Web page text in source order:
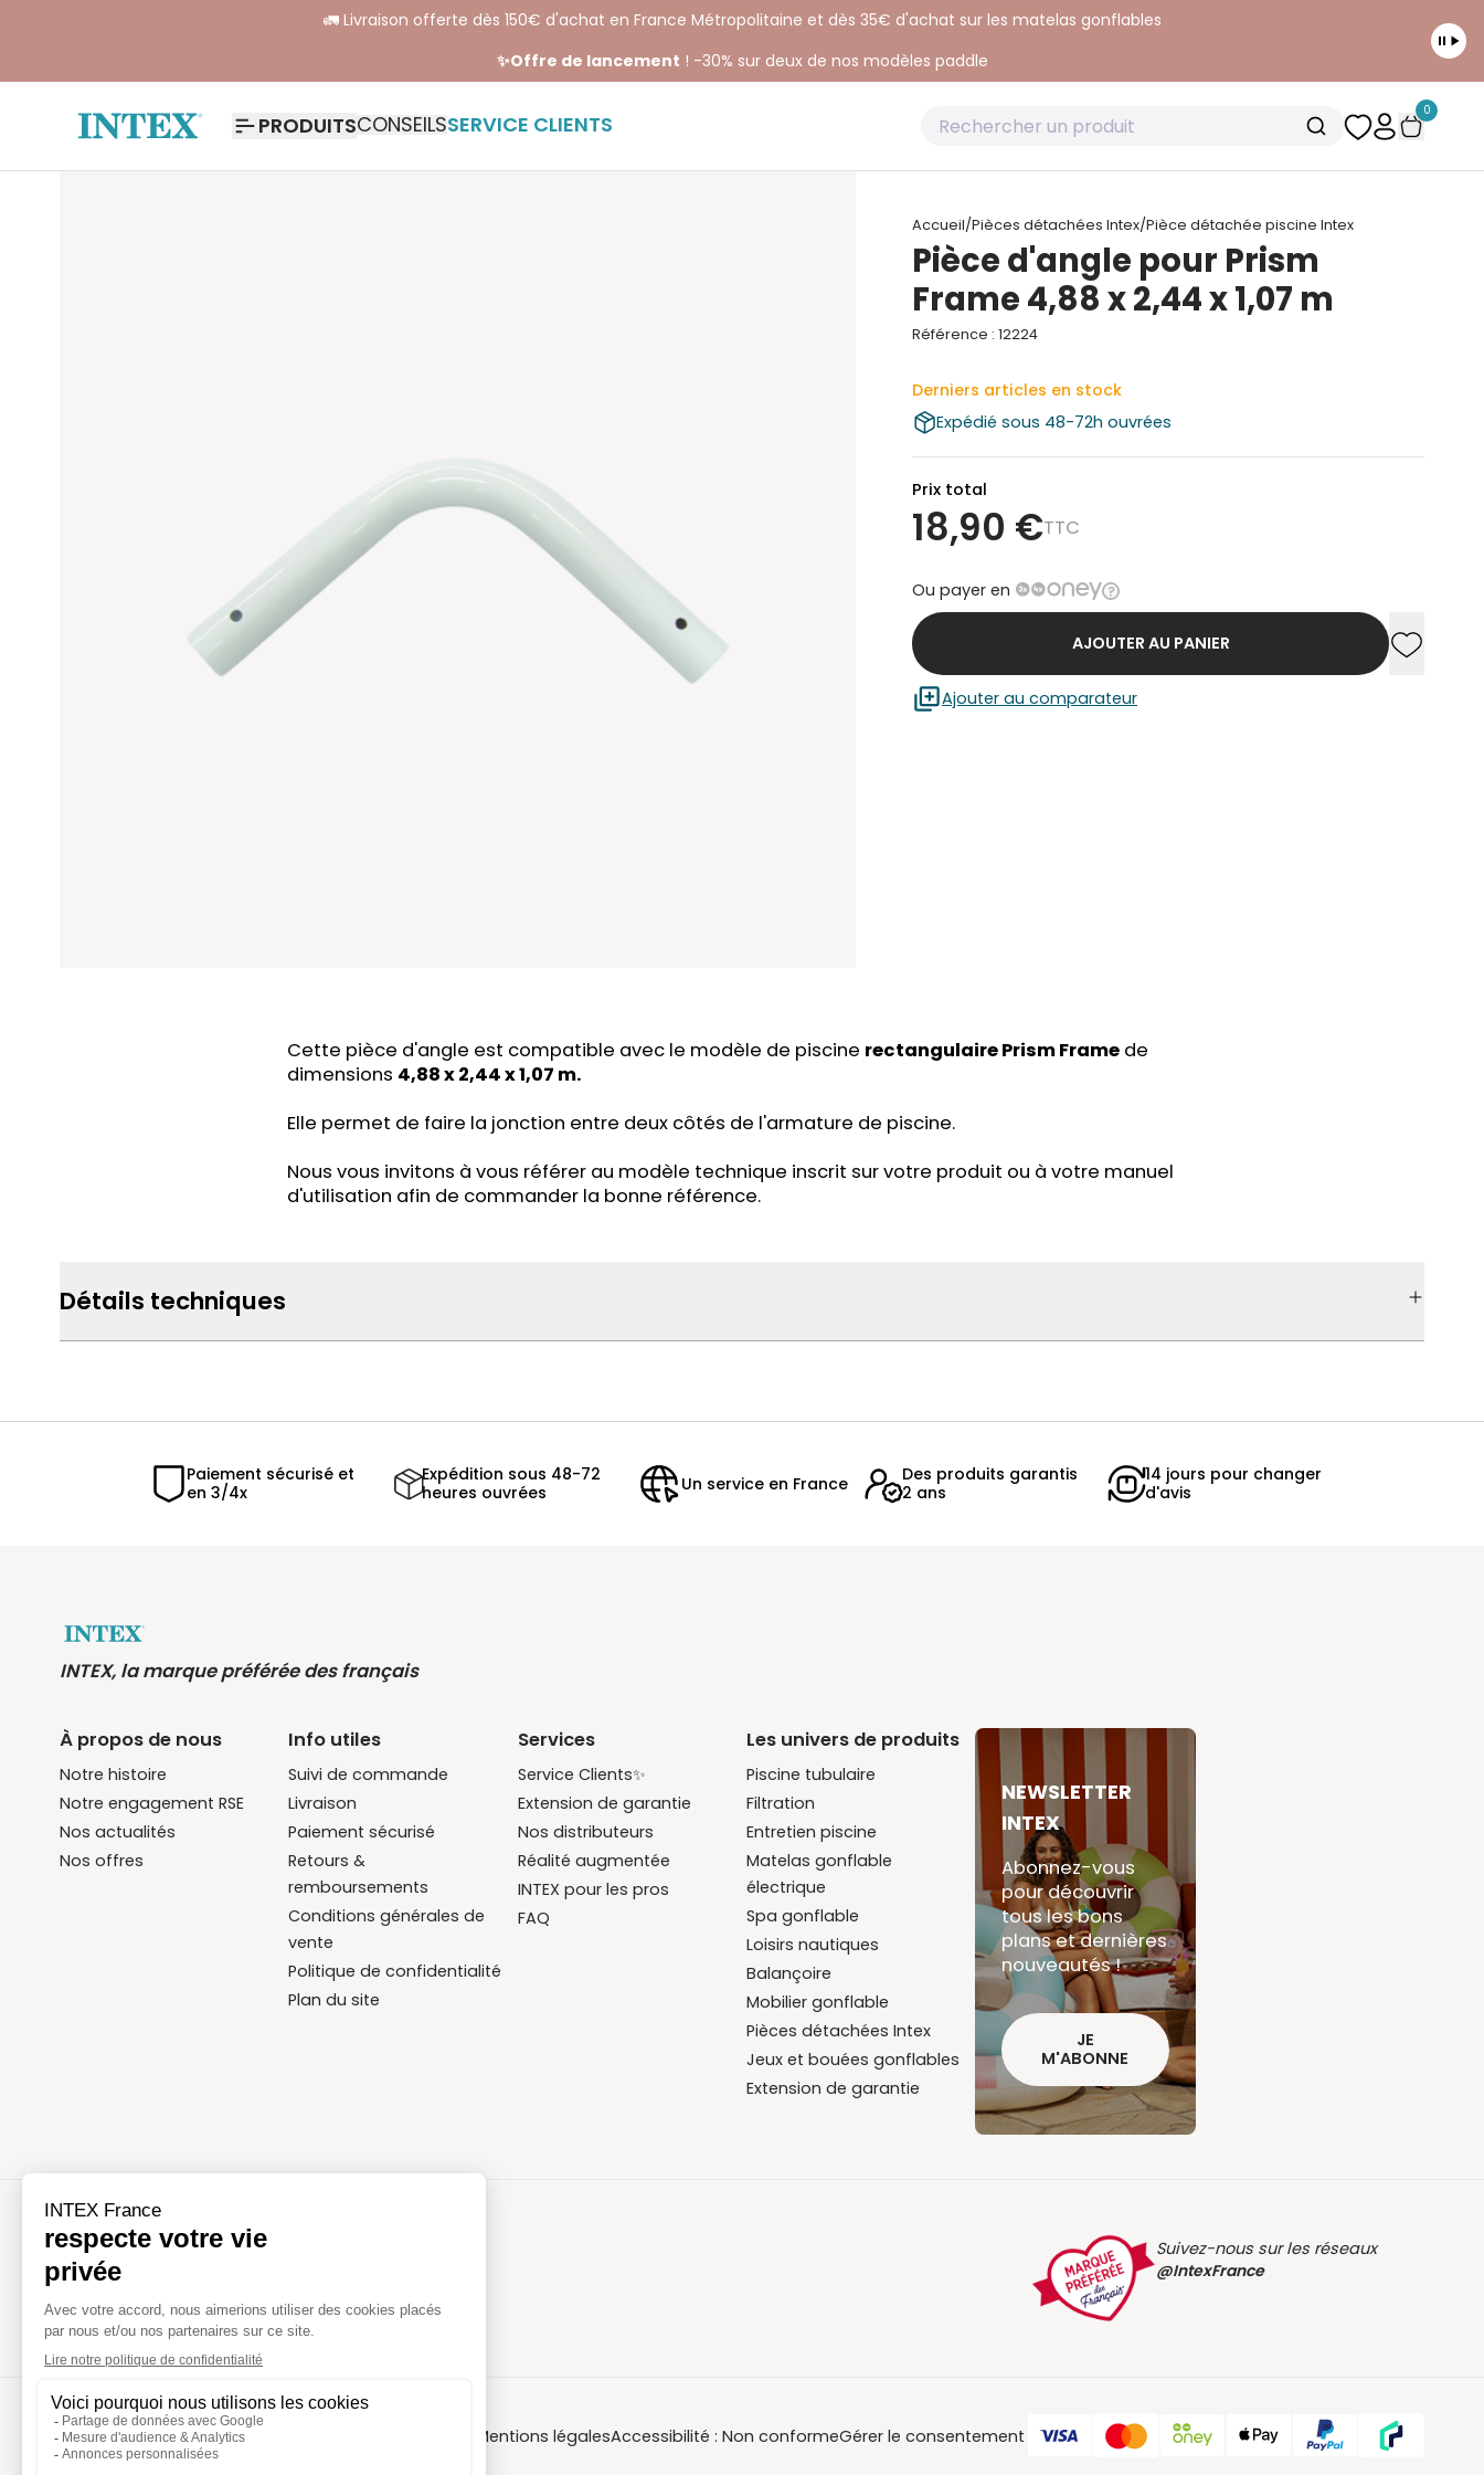
🚛 Livraison offerte dès 150€ d'achat en France Métropolitaine et dès 35€ d'achat sur les matelas gonflables
✨Offre de lancement ! -30% sur deux de nos modèles paddle
PRODUITSCONSEILSSERVICE CLIENTS
0
Accueil/Pièces détachées Intex/Pièce détachée piscine Intex
Pièce d'angle pour Prism
Frame 4,88 x 2,44 x 1,07 m
Référence : 12224
Derniers articles en stock
Expédié sous 48-72h ouvrées
Prix total
18,90 €TTC
Ou payer en
AJOUTER AU PANIER Ajouter
Ajouter au comparateur
Cette pièce d'angle est compatible avec le modèle de piscine rectangulaire Prism Frame de
dimensions 4,88 x 2,44 x 1,07 m.
Elle permet de faire la jonction entre deux côtés de l'armature de piscine.
Nous vous invitons à vous référer au modèle technique inscrit sur votre produit ou à votre manuel
d'utilisation afin de commander la bonne référence.
Détails techniques
Paiement sécurisé et
en 3/4x
Expédition sous 48-72
heures ouvrées
Un service en France
Des produits garantis
2 ans
14 jours pour changer
d'avis
INTEX, la marque préférée des français
À propos de nous
Notre histoire
Notre engagement RSE
Nos actualités
Nos offres
Info utiles
Suivi de commande
Livraison
Paiement sécurisé
Retours &
remboursements
Conditions générales de
vente
Politique de confidentialité
Plan du site
Services
Service Clients✨
Extension de garantie
Nos distributeurs
Réalité augmentée
INTEX pour les pros
FAQ
Les univers de produits
Piscine tubulaire
Filtration
Entretien piscine
Matelas gonflable
électrique
Spa gonflable
Loisirs nautiques
Balançoire
Mobilier gonflable
Pièces détachées Intex
Jeux et bouées gonflables
Extension de garantie
NEWSLETTER
INTEX
Abonnez-vous
pour découvrir
tous les bons
plans et dernières
nouveautés !
JE
M'ABONNE
Suivez-nous sur les réseaux
@IntexFrance
2026 - Intex FranceConditions générales de vente Mentions légalesAccessibilité : Non conformeGérer le consentement